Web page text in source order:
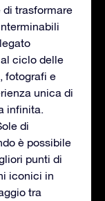
trasformare
al ciclo delle
fotografi e
unica di
infinita.
di
è possibile
punti di
iconici in
tra